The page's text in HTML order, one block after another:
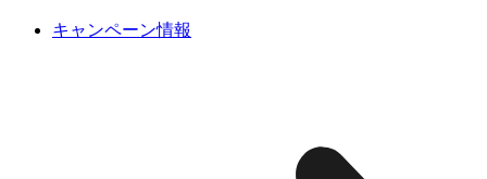
キャンペーン情報